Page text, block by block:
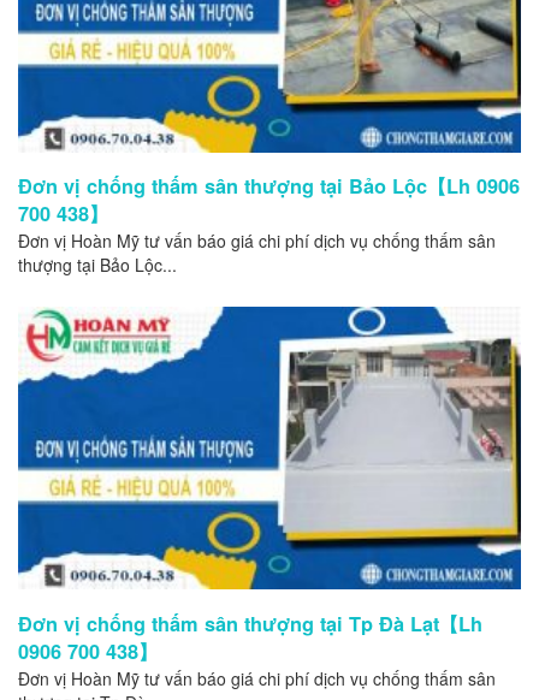
Đơn vị chống thấm sân thượng tại Bảo Lộc【Lh 0906
700 438】
Đơn vị Hoàn Mỹ tư vấn báo giá chi phí dịch vụ chống thấm sân
thượng tại Bảo Lộc...
Đơn vị chống thấm sân thượng tại Tp Đà Lạt【Lh
0906 700 438】
Đơn vị Hoàn Mỹ tư vấn báo giá chi phí dịch vụ chống thấm sân